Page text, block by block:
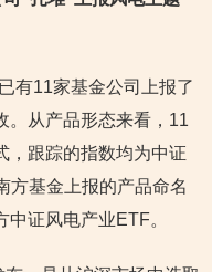
有11家基金公司上报了
。从产品形态来看，11
，跟踪的指数均为中证
方基金上报的产品命名
证风电产业ETF。